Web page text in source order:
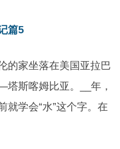
篇5
的家坐落在美国亚拉巴
斯喀姆比亚。__年，
就学会“水”这个字。在